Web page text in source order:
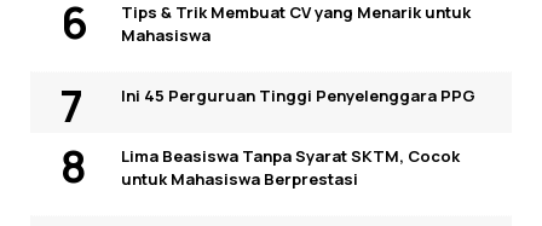
Tips & Trik Membuat CV yang Menarik untuk
Mahasiswa
Ini 45 Perguruan Tinggi Penyelenggara PPG
Lima Beasiswa Tanpa Syarat SKTM, Cocok
untuk Mahasiswa Berprestasi